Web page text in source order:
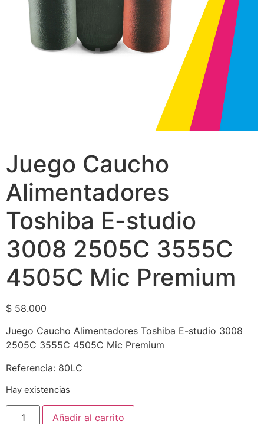
Juego Caucho
Alimentadores
Toshiba E-studio
3008 2505C 3555C
4505C Mic Premium
$ 58.000
Juego Caucho Alimentadores Toshiba E-studio 3008
2505C 3555C 4505C Mic Premium
Referencia: 80LC
Hay existencias
Añadir al carrito